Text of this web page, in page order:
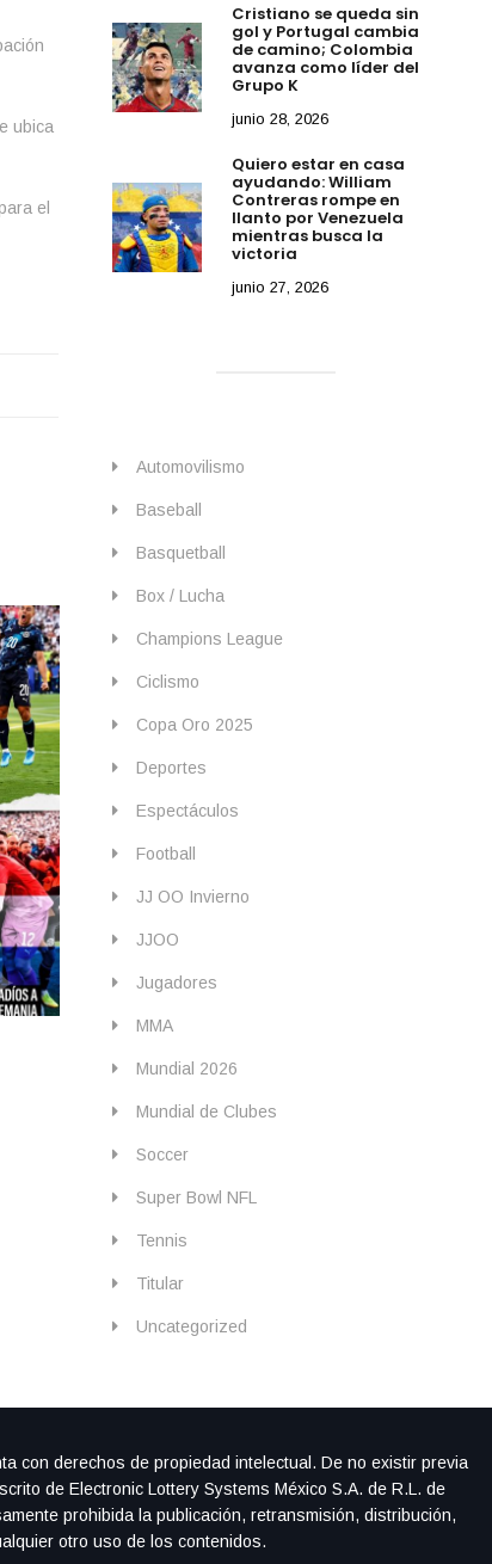
ubica
el
IdeasDeportes
Martinelli rescata a Brasil en el minuto
Mundial entre el cariño de la afición
Cristiano se queda sin
gol y Portugal cambia
de camino; Colombia
avanza como líder del
Grupo K
junio 28, 2026
Quiero estar en casa
ayudando: William
Contreras rompe en
llanto por Venezuela
mientras busca la
victoria
junio 27, 2026
Automovilismo
Baseball
Basquetball
Box / Lucha
Champions League
Ciclismo
Copa Oro 2025
Deportes
Espectáculos
Football
JJ OO Invierno
JJOO
Jugadores
MMA
Mundial 2026
Mundial de Clubes
Soccer
Super Bowl NFL
Tennis
Titular
Uncategorized
con derechos de propiedad intelectual. De no existir previa
de Electronic Lottery Systems México S.A. de R.L. de
prohibida la publicación, retransmisión, distribución,
otro uso de los contenidos.